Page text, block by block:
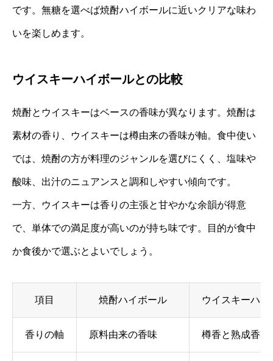
です。無糖を選べば焼酎ハイボールに近いクリアな味わ
いを楽しめます。
ウイスキーハイボールとの比較
焼酎とウイスキーはベースの香味が異なります。焼酎は
素材の香り、ウイスキーは樽由来の香味が軸。食中使い
では、焼酎の方が料理のジャンルを選びにくく、塩味や
酸味、出汁のニュアンスと調和しやすい傾向です。
一方、ウイスキーは香りの主張と甘やかな余韻が得意
で、単体での満足度が高いのが持ち味です。目的が食中
か食後かで選ぶとよいでしょう。
項目 焼酎ハイボール ウイスキーハイ
香りの軸 原料由来の香味 樽香と熟成香